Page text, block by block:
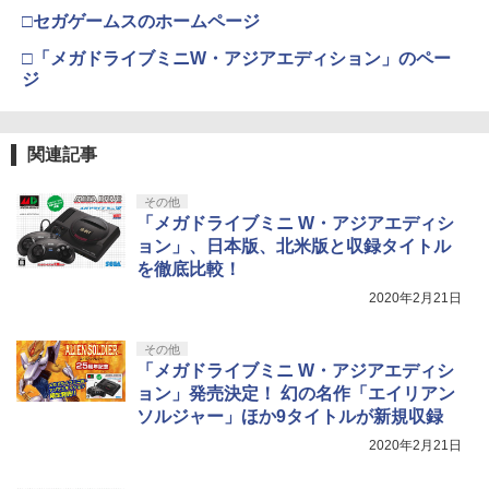
□セガゲームスのホームページ
□「メガドライブミニW・アジアエディション」のペー
ジ
関連記事
その他
「メガドライブミニ W・アジアエディシ
ョン」、日本版、北米版と収録タイトル
を徹底比較！
2020年2月21日
その他
「メガドライブミニ W・アジアエディシ
ョン」発売決定！ 幻の名作「エイリアン
ソルジャー」ほか9タイトルが新規収録
2020年2月21日